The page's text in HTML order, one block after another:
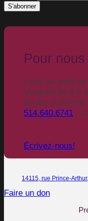
Pour
Lundi au jeudi
Vendredi de 9 h
durant la
514.640.6741 -
Écrivez-nous!
14115, rue Prince-
Faire un don